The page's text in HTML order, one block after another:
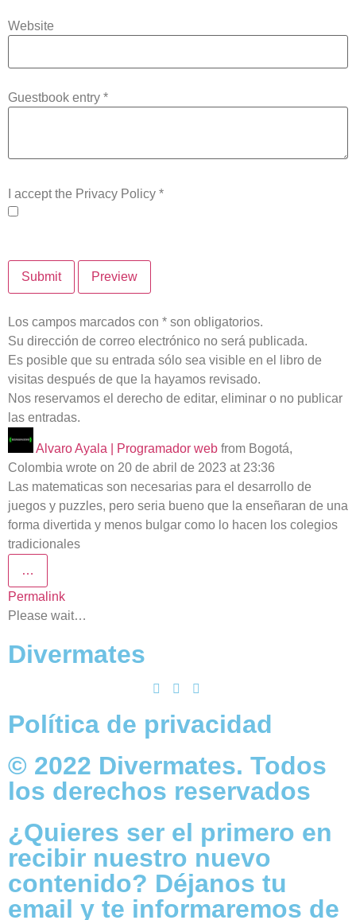
Website
Guestbook entry *
I accept the Privacy Policy *
Los campos marcados con * son obligatorios.
Su dirección de correo electrónico no será publicada.
Es posible que su entrada sólo sea visible en el libro de
visitas después de que la hayamos revisado.
Nos reservamos el derecho de editar, eliminar o no publicar
las entradas.
Alvaro Ayala | Programador web from Bogotá,
Colombia wrote on 20 de abril de 2023 at 23:36
Las matematicas son necesarias para el desarrollo de
juegos y puzzles, pero seria bueno que la enseñaran de una
forma divertida y menos bulgar como lo hacen los colegios
tradicionales
…
Permalink
Please wait…
Divermates
Política de privacidad
© 2022 Divermates. Todos
los derechos reservados
¿Quieres ser el primero en
recibir nuestro nuevo
contenido? Déjanos tu
email y te informaremos de